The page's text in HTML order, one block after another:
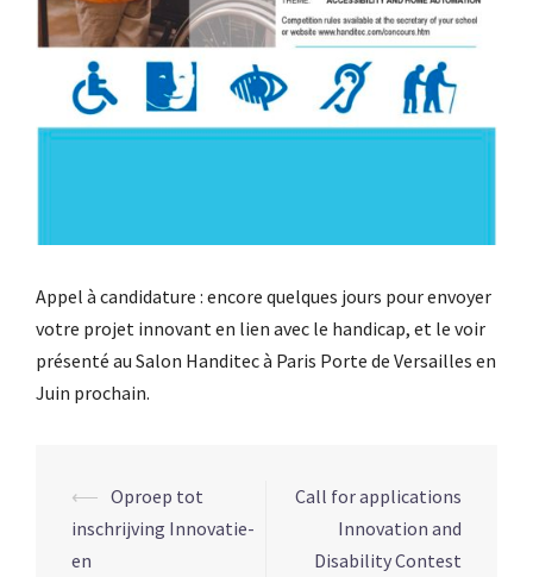
Appel à candidature : encore quelques jours pour envoyer
votre projet innovant en lien avec le handicap, et le voir
présenté au Salon Handitec à Paris Porte de Versailles en
Juin prochain.
Navigation
d’article
⟵ Oproep tot
inschrijving Innovatie-
en
Call for applications
Innovation and
Disability Contest